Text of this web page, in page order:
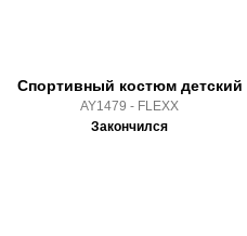
Спортивный костюм детский
AY1479 - FLEXX
Закончился